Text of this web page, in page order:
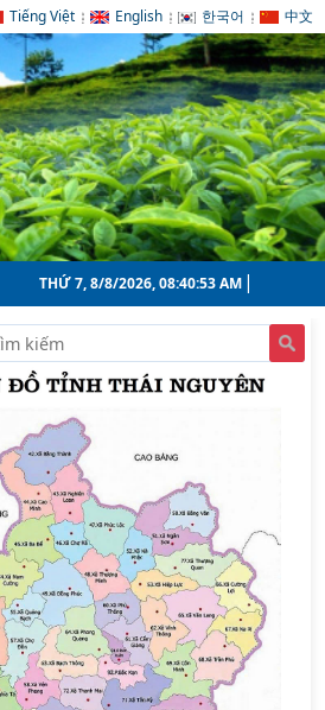
Tiếng Việt English 한국어 中文
THỨ 7, 8/8/2026, 08:40:54 AM